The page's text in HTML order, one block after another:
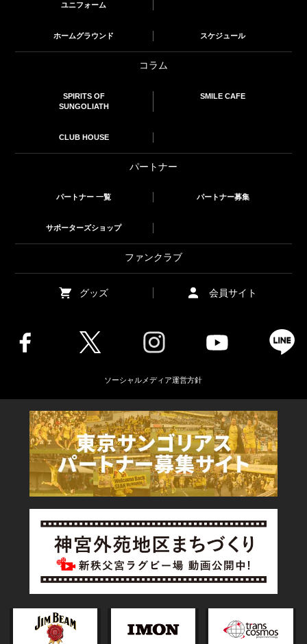
ユニフォーム
ホームグラウンド スケジュール
コラム
SPIRITS OF
SUNGOLIATH
SMILE CAFE
CLUB HOUSE
パートナー
パートナー 一覧 パートナー募集
サポーターズショップ
ファンクラブ
グッズ 会員サイト
ソーシャルメディア運営方針